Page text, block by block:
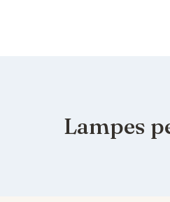
Lampes